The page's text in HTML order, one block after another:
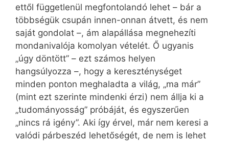
ettől függetlenül megfontolandó lehet – bár a
többségük csupán innen-onnan átvett, és nem
saját gondolat –, ám alapállása megnehezíti
mondanivalója komolyan vételét. Ő ugyanis
„úgy döntött” – ezt számos helyen
hangsúlyozza –, hogy a kereszténységet
minden ponton meghaladta a világ, „ma már”
(mint ezt szerinte mindenki érzi) nem állja ki a
„tudományosság” próbáját, és egyszerűen
„nincs rá igény”. Aki így érvel, már nem keresi a
valódi párbeszéd lehetőségét, de nem is lehet